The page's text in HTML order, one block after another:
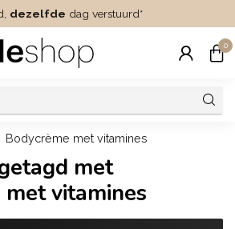
dezelfde dag verstuurd*
0
Bodycrème met vitamines
met
met vitamines